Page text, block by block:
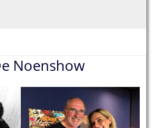
Noenshow